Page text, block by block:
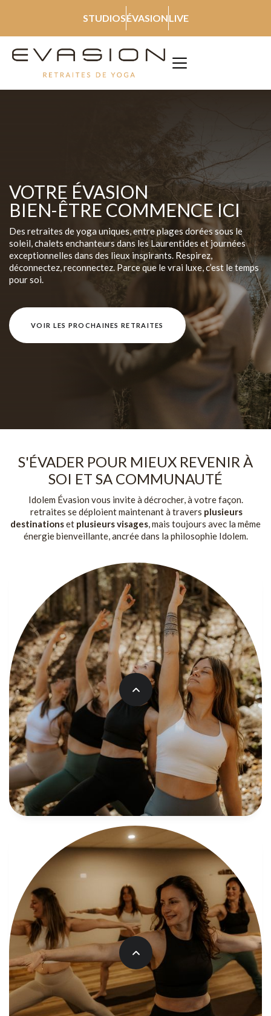
STUDIOSÉVASIONLIVE
VOTRE ÉVASION
BIEN-ÊTRE COMMENCE ICI
Des retraites de yoga uniques, entre plages dorées sous le
soleil, chalets enchanteurs dans les Laurentides et journées
exceptionnelles dans des lieux inspirants. Respirez,
déconnectez, reconnectez. Parce que le vrai luxe, c’est le temps
pour soi.
VOIR LES PROCHAINES RETRAITES
S'ÉVADER POUR MIEUX REVENIR À
SOI ET SA COMMUNAUTÉ
Idolem Évasion vous invite à décrocher, à votre façon.
retraites se déploient maintenant à travers plusieurs
destinationset plusieurs visages, mais toujours avec la même
énergie bienveillante, ancrée dans la philosophie Idolem.